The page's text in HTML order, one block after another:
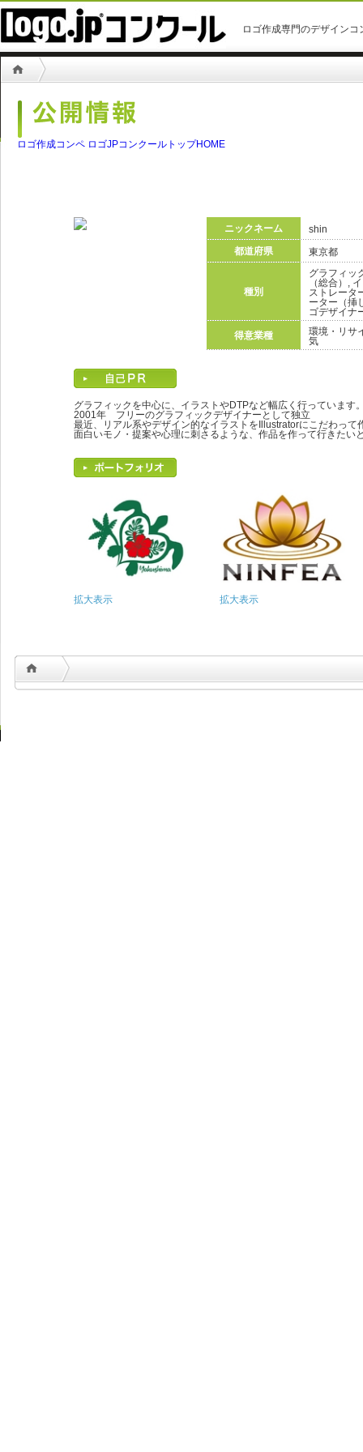
ロゴ作成専門のデザインコ
ロゴ作成コンペ ロゴJPコンクールトップHOME
ニックネーム
shin
都道府県
東京都
種別
グラフィッ
（総合）,
ストレータ
ーター（挿
ゴデザイナ
得意業種
環境・リサ
気
グラフィックを中心に、イラストやDTPなど幅広く行っています
2001年 フリーのグラフィックデザイナーとして独立
最近、リアル系やデザイン的なイラストをIllustratorにこだわって
面白いモノ・提案や心理に刺さるような、作品を作って行きたい
拡大表示 拡大表示